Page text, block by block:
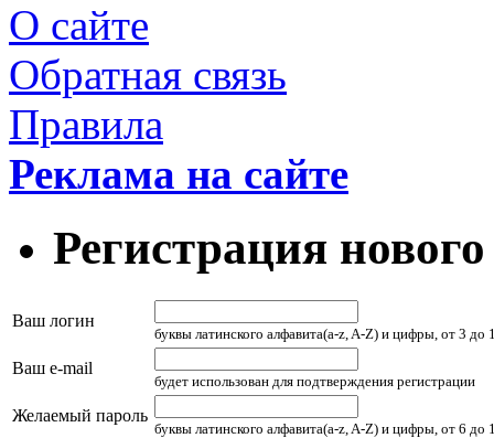
О сайте
Обратная связь
Правила
Реклама на сайте
Регистрация
Ваш логин
буквы латинского алфавита(a-z, A-Z) и цифры, от 3 до
Ваш e-mail
будет использован для подтверждения регистрации
Желаемый пароль
буквы латинского алфавита(a-z, A-Z) и цифры, от 6 до